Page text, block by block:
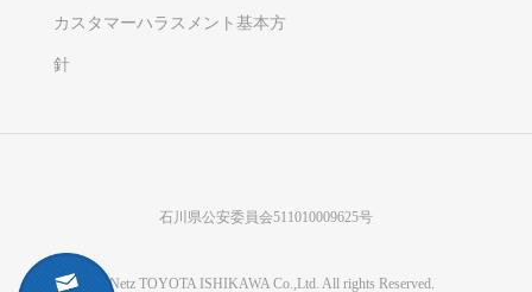
カスタマーハラスメント基本方
針
石川県公安委員会511010009625号
©Netz TOYOTA ISHIKAWA Co.,Ltd. All rights Reserved.